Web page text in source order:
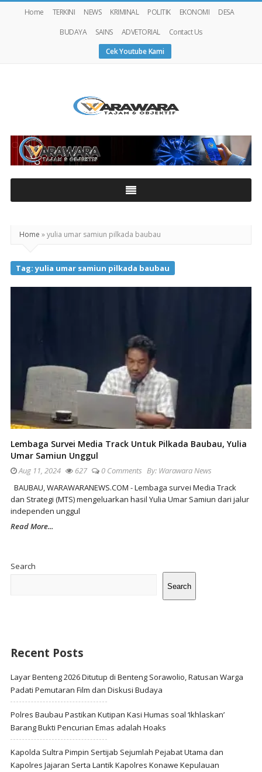
Home TERKINI NEWS KRIMINAL POLITIK EKONOMI
DESA
BUDAYA
SAINS ADVETORIAL
Contact Us
Cek Youtube Kami
Warawaranews
Home »yulia umar samiun pilkada baubau
Tag:yulia umar samiun pilkada baubau
Lembaga Survei Media Track Untuk Pilkada Baubau, Yulia
Umar Samiun Unggul
Aug 11, 2024 627 0 Comments By: Warawara News
BAUBAU, WARAWARANEWS.COM - Lembaga survei Media Track
dan Strategi (MTS) mengeluarkan hasil Yulia Umar Samiun dari jalur
independen unggul
Read More...
Search
Search
Recent Posts
Layar Benteng 2026 Ditutup di Benteng Sorawolio, Ratusan Warga
Padati Pemutaran Film dan Diskusi Budaya
Polres Baubau Pastikan Kutipan Kasi Humas soal ‘Ikhlaskan’
Barang Bukti Pencurian Emas adalah Hoaks
Kapolda Sultra Pimpin Sertijab Sejumlah Pejabat Utama dan
Kapolres Jajaran Serta Lantik Kapolres Konawe Kepulauan